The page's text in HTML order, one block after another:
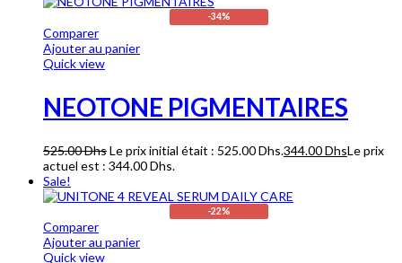
-34%
Comparer
Ajouter au panier
Quick view
NEOTONE PIGMENTAIRES
525.00DhsLe prix initial était : 525.00 Dhs.344.00DhsLe prix
actuel est : 344.00 Dhs.
Sale!
-22%
Comparer
Ajouter au panier
Quick view